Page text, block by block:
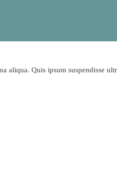
aliqua. Quis ipsum suspendisse